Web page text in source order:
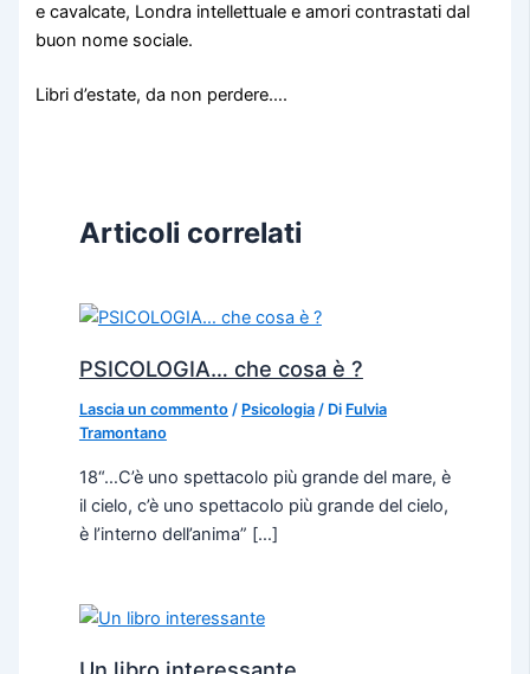
e cavalcate, Londra intellettuale e amori contrastati dal
buon nome sociale.
Libri d’estate, da non perdere….
Articoli correlati
PSICOLOGIA… che cosa è ?
Lascia un commento / Psicologia/ Di Fulvia
Tramontano
18“…C’è uno spettacolo più grande del mare, è
il cielo, c’è uno spettacolo più grande del cielo,
è l’interno dell’anima” […]